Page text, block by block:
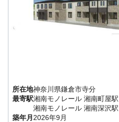
所在地神奈川県鎌倉市寺分
最寄駅湘南モノレール 湘南町屋駅
湘南モノレール 湘南深沢駅
築年月 2026年9月